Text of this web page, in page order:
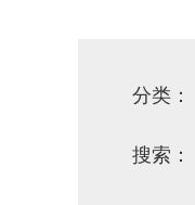
分类：
搜索：